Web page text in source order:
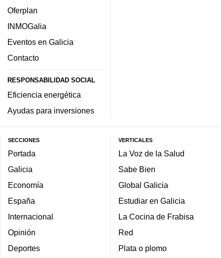
Oferplan
INMOGalia
Eventos en Galicia
Contacto
RESPONSABILIDAD SOCIAL
Eficiencia energética
Ayudas para inversiones
SECCIONES
Portada
Galicia
Economía
España
Internacional
Opinión
Deportes
VERTICALES
La Voz de la Salud
Sabe Bien
Global Galicia
Estudiar en Galicia
La Cocina de Frabisa
Red
Plata o plomo